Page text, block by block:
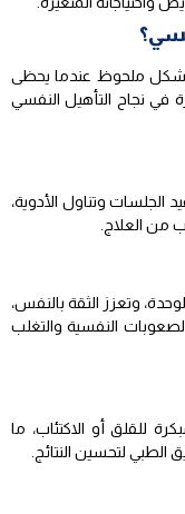
بشكل ملحوظ عندما يحظى
في نجاح التأهيل النفسي
الجلسات وتناول الأدوية،
من العلاج.
وتعزز الثقة بالنفس،
النفسية والتغلب
للقلق أو الاكتئاب، ما
لتحسين النتائج.